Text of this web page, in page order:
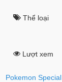
Thể loại
Lượt xem
Pokemon Special